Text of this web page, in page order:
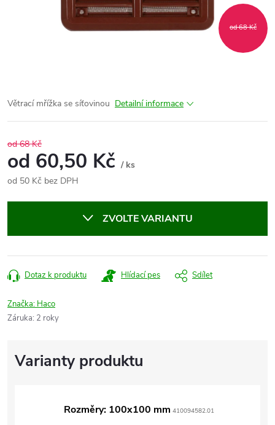
od 68 Kč
Větrací mřížka se síťovinou Detailní informace
od 68 Kč
od 60,50 Kč / ks
od 50 Kč bez DPH
ZVOLTE VARIANTU
Dotaz k produktu Hlídací pes Sdílet
Značka: Haco
Záruka: 2 roky
Rozměry: 100x100 mm 410094582.01